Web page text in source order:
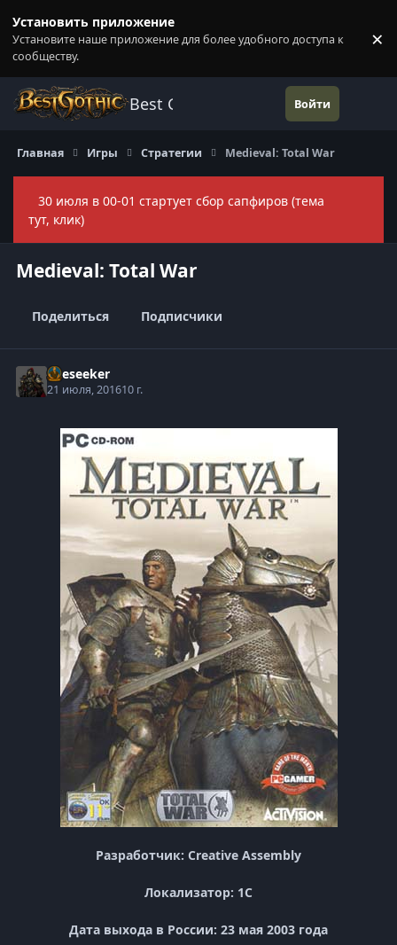
Установить приложение
Установите наше приложение для более удобного доступа к
сообществу.
×
Best Gothic Forums Войти
Главная Игры Стратегии Medieval: Total War
30 июля в 00-01 стартует сбор сапфиров (тема
тут, клик)
Medieval: Total War
Поделиться Подписчики
Oreseeker
21 июля, 201610 г.
Разработчик: Creative Assembly
Локализатор: 1С
Дата выхода в России: 23 мая 2003 года